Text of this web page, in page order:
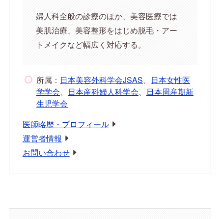
婦人科全般の診療のほか、美容医療では
美肌治療、美容整形をはじめ脱毛・アー
トメイクなど幅広く対応する。
所属： 日本美容外科学会JSAS
日本女性医
学学会
日本産科婦人科学会
日本周産期新
生児学会
医師略歴・プロフィール
運営者情報
お問い合わせ